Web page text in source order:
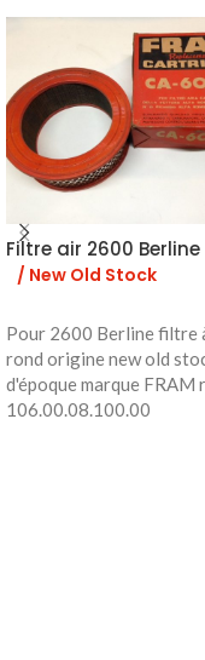
Filtre air 2600 Berline
/ New Old Stock
Pour 2600 Berline filtre
rond origine new old
d'époque marque FRAM
106.00.08.100.00